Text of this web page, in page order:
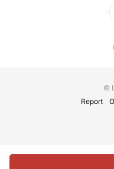
©
Report